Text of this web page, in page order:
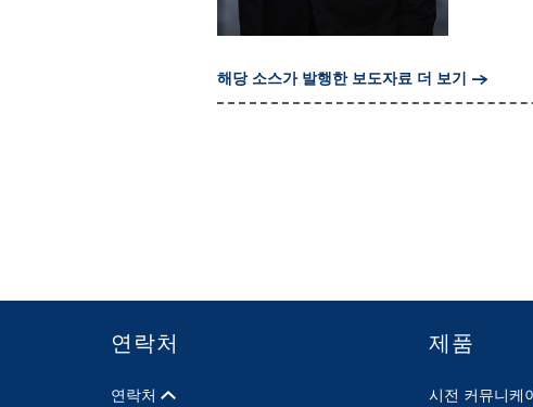
해당 소스가 발행한 보도자료 더 보기
연락처
연락처
제품
시전 커뮤니케